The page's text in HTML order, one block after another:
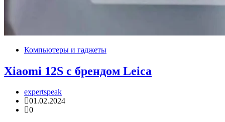
Компьютеры и гаджеты
Xiaomi 12S с брендом Leica
expertspeak
01.02.2024
0